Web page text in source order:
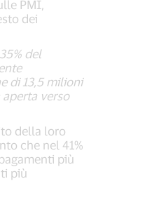
PMI,
dei
del
di 13,5 milioni
verso
della loro
che nel 41%
più
più